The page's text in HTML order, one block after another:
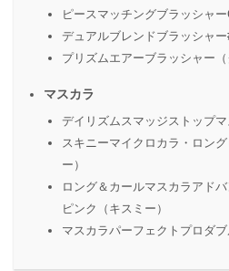
ピースマッチングブラッシャー
デュアルブレンドブラッシャー
プリズムエアーブラッシャー（
マスカラ
デイリズムスマッジストップマ
スキニーマイクロカラ・ロン
ー）
ロング＆カールマスカラアド
ピンク（キスミー）
マスカラパーフェクトプロダブ